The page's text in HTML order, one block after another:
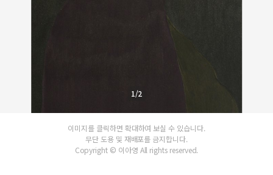
1/2
이미지를 클릭하면 확대하여 보실 수 있습니다.
무단 도용 및 재배포를 금지합니다.
Copyright © 이아영 All rights reserved.